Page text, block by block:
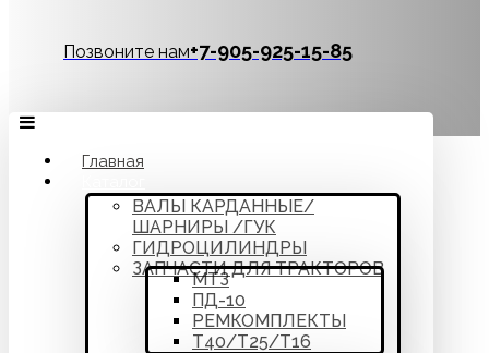
Позвоните нам‪+7-905-925-15-85
Главная
ВАЛЫ КАРДАННЫЕ/
ШАРНИРЫ /ГУК
ГИДРОЦИЛИНДРЫ
ЗАПЧАСТИ ДЛЯ ТРАКТОРОВ
МТЗ
ПД-10
РЕМКОМПЛЕКТЫ
Т40/Т25/Т16